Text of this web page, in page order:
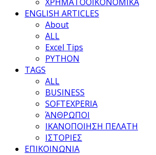
ENGLISH ARTICLES
About
ALL
Excel Tips
PYTHON
TAGS
ALL
BUSINESS
SOFTEXPERIA
ΆΝΘΡΩΠΟΙ
ΙΚΑΝΟΠΟΙΗΣΗ ΠΕΛΑΤΗ
ΙΣΤΟΡΙΕΣ
ΕΠΙΚΟΙΝΩΝΙΑ